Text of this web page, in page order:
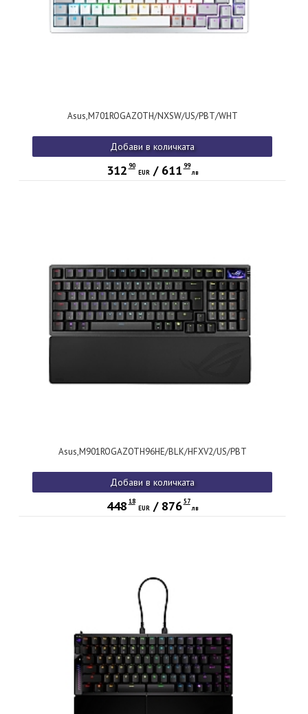
Asus,M701ROGAZOTH/NXSW/US/PBT/WHT
Добави в количката
312 90
EUR/ 611 99
лв
Asus,M901ROGAZOTH96HE/BLK/HFXV2/US/PBT
Добави в количката
448 18
EUR/ 876 57
лв